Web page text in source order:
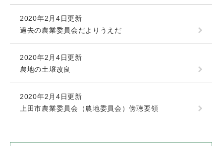
2020年2月4日更新
過去の農業委員会だよりうえだ
2020年2月4日更新
農地の土壌改良
2020年2月4日更新
上田市農業委員会（農地委員会）傍聴要領